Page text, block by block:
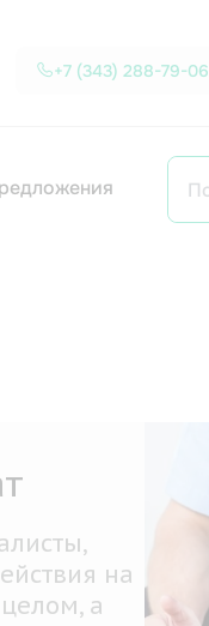
+7 (343) 288-79-06
на
а